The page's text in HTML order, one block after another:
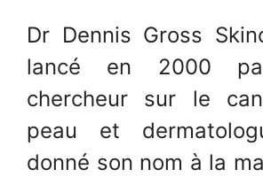
Dr Dennis Gross
lancé en 2000
chercheur sur le
peau et
donné son nom à la